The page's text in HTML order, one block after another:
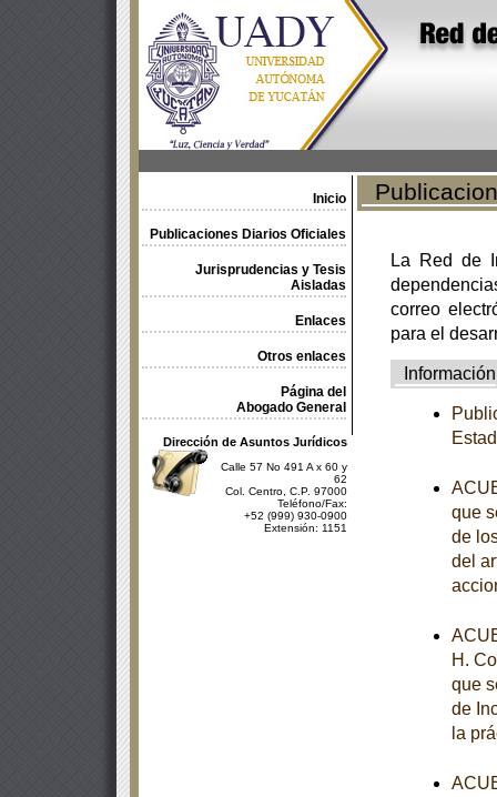
Inicio
Publicaciones Diarios Oficiales
Jurisprudencias y Tesis
Aisladas
Enlaces
Otros enlaces
Página del
Abogado General
Dirección de Asuntos Jurídicos
Calle 57 No 491 A x 60 y
62
Col. Centro, C.P. 97000
Teléfono/Fax:
+52 (999) 930-0900
Extensión: 1151
La Red de
correo
para el
Información
que
de
del
H.
que
de
la